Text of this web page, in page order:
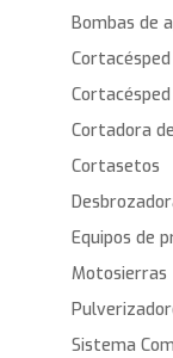
Bombas de
Cortacésped
Cortadora
Cortasetos
Equipos de
Motosierras
Sistema